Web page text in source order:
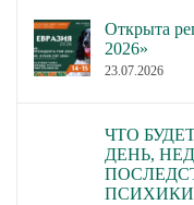
Открыта
2026»
23.07.2026
ЧТО
ДЕНЬ,